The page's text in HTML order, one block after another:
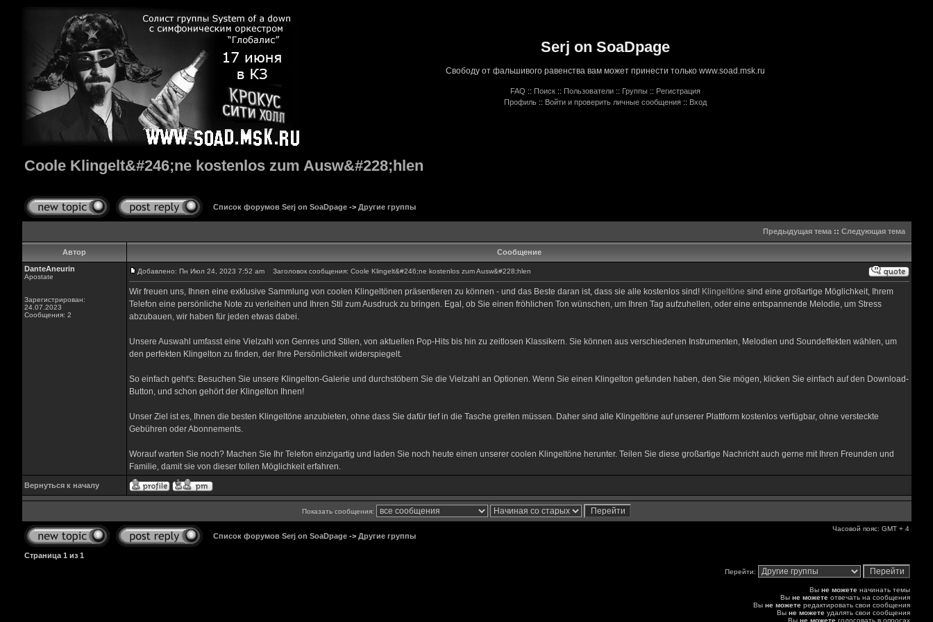
Serj on SoaDpage
Свободу от фальшивого равенства вам может принести только www.soad.msk.ru
FAQ :: Поиск :: Пользователи :: Группы :: Регистрация
Профиль :: Войти и проверить личные сообщения :: Вход
Coole Klingelt&#246;ne kostenlos zum Ausw&#228;hlen
Список форумов Serj on SoaDpage-> Другие группы
Предыдущая тема:: Следующая тема
Автор
Сообщение
DanteAneurin
Apostate
Зарегистрирован:
24.07.2023
Сообщения: 2
Добавлено: Пн Июл 24, 2023 7:52 am Заголовок сообщения: Coole Klingelt&#246;ne kostenlos zum Ausw&#228;hlen
Wir freuen uns, Ihnen eine exklusive Sammlung von coolen Klingeltönen präsentieren zu können - und das Beste daran ist, dass sie alle kostenlos sind! Klingeltöne sind eine großartige Möglichkeit, Ihrem
Telefon eine persönliche Note zu verleihen und Ihren Stil zum Ausdruck zu bringen. Egal, ob Sie einen fröhlichen Ton wünschen, um Ihren Tag aufzuhellen, oder eine entspannende Melodie, um Stress
abzubauen, wir haben für jeden etwas dabei.
Unsere Auswahl umfasst eine Vielzahl von Genres und Stilen, von aktuellen Pop-Hits bis hin zu zeitlosen Klassikern. Sie können aus verschiedenen Instrumenten, Melodien und Soundeffekten wählen, um
den perfekten Klingelton zu finden, der Ihre Persönlichkeit widerspiegelt.
So einfach geht's: Besuchen Sie unsere Klingelton-Galerie und durchstöbern Sie die Vielzahl an Optionen. Wenn Sie einen Klingelton gefunden haben, den Sie mögen, klicken Sie einfach auf den Download-
Button, und schon gehört der Klingelton Ihnen!
Unser Ziel ist es, Ihnen die besten Klingeltöne anzubieten, ohne dass Sie dafür tief in die Tasche greifen müssen. Daher sind alle Klingeltöne auf unserer Plattform kostenlos verfügbar, ohne versteckte
Gebühren oder Abonnements.
Worauf warten Sie noch? Machen Sie Ihr Telefon einzigartig und laden Sie noch heute einen unserer coolen Klingeltöne herunter. Teilen Sie diese großartige Nachricht auch gerne mit Ihren Freunden und
Familie, damit sie von dieser tollen Möglichkeit erfahren.
Вернуться к началу
Показать сообщения:
Список форумов Serj on SoaDpage-> Другие группы
Часовой пояс: GMT + 4
Страница 1 из 1
Перейти:
Вы не можетеначинать темы
Вы не можетеотвечать на сообщения
Вы не можетередактировать свои сообщения
Вы не можетеудалять свои сообщения
Вы не можетеголосовать в опросах